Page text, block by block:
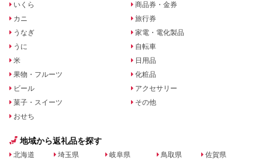
いくら
カニ
うなぎ
うに
米
果物・フルーツ
ビール
菓子・スイーツ
おせち
商品券・金券
旅行券
家電・電化製品
自転車
日用品
化粧品
アクセサリー
その他
地域から返礼品を探す
北海道 埼玉県 岐阜県 鳥取県 佐賀県